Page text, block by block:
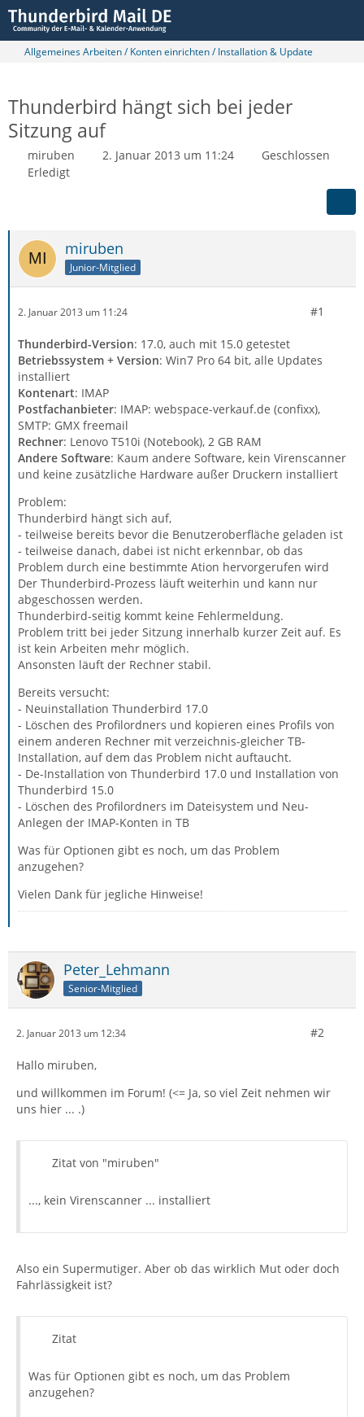
Allgemeines Arbeiten / Konten einrichten / Installation & Update
Thunderbird hängt sich bei jeder
Sitzung auf
miruben 2. Januar 2013 um 11:24
Geschlossen
Erledigt
miruben
Junior-Mitglied
2. Januar 2013 um 11:24 #1
Thunderbird-Version: 17.0, auch mit 15.0 getestet
Betriebssystem + Version: Win7 Pro 64 bit, alle Updates
installiert
Kontenart: IMAP
Postfachanbieter: IMAP: webspace-verkauf.de (confixx),
SMTP: GMX freemail
Rechner: Lenovo T510i (Notebook), 2 GB RAM
Andere Software: Kaum andere Software, kein Virenscanner
und keine zusätzliche Hardware außer Druckern installiert
Problem:
Thunderbird hängt sich auf,
- teilweise bereits bevor die Benutzeroberfläche geladen ist
- teilweise danach, dabei ist nicht erkennbar, ob das
Problem durch eine bestimmte Ation hervorgerufen wird
Der Thunderbird-Prozess läuft weiterhin und kann nur
abgeschossen werden.
Thunderbird-seitig kommt keine Fehlermeldung.
Problem tritt bei jeder Sitzung innerhalb kurzer Zeit auf. Es
ist kein Arbeiten mehr möglich.
Ansonsten läuft der Rechner stabil.
Bereits versucht:
- Neuinstallation Thunderbird 17.0
- Löschen des Profilordners und kopieren eines Profils von
einem anderen Rechner mit verzeichnis-gleicher TB-
Installation, auf dem das Problem nicht auftaucht.
- De-Installation von Thunderbird 17.0 und Installation von
Thunderbird 15.0
- Löschen des Profilordners im Dateisystem und Neu-
Anlegen der IMAP-Konten in TB
Was für Optionen gibt es noch, um das Problem
anzugehen?
Vielen Dank für jegliche Hinweise!
Peter_Lehmann
Senior-Mitglied
2. Januar 2013 um 12:34 #2
Hallo miruben,
und willkommen im Forum! (<= Ja, so viel Zeit nehmen wir
uns hier ... .)
Zitat von "miruben"
..., kein Virenscanner ... installiert
Also ein Supermutiger. Aber ob das wirklich Mut oder doch
Fahrlässigkeit ist?
Zitat
Was für Optionen gibt es noch, um das Problem
anzugehen?